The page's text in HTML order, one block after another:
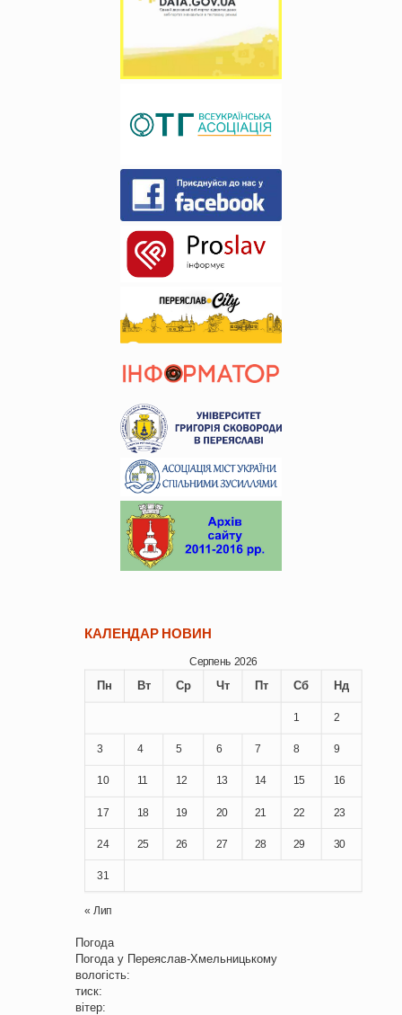
КАЛЕНДАР НОВИН
Серпень 2026
Пн Вт Ср Чт Пт Сб Нд
1 2
3 4 5 6 7 8 9
10 11 12 13 14 15 16
17 18 19 20 21 22 23
24 25 26 27 28 29 30
31
« Лип
Погода
Погода у Переяслав-Хмельницькому
вологість:
тиск:
вітер: